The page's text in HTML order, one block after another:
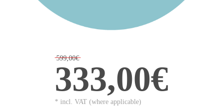
599,00€
333,00€
* incl. VAT (where applicable)